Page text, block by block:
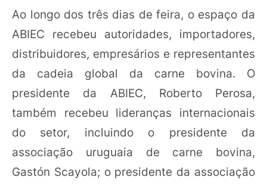
Ao longo dos três dias de feira, o espaço da
ABIEC recebeu autoridades, importadores,
distribuidores, empresários e representantes
da cadeia global da carne bovina. O
presidente da ABIEC, Roberto Perosa,
também recebeu lideranças internacionais
do setor, incluindo o presidente da
associação uruguaia de carne bovina,
Gastón Scayola; o presidente da associação